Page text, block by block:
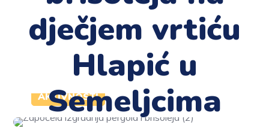
dječjem vrtiću
Hlapić u
Semeljcima
AKTIVNOSTI